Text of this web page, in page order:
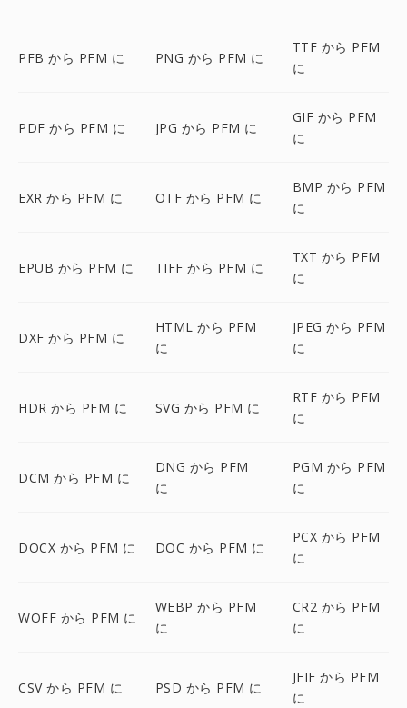
PFB から PFM に PNG から PFM に
TTF から PFM
に
PDF から PFM に JPG から PFM に
GIF から PFM
に
EXR から PFM に OTF から PFM に
BMP から PFM
に
EPUB から PFM に TIFF から PFM に
TXT から PFM
に
DXF から PFM に
HTML から PFM
に
JPEG から PFM
に
HDR から PFM に SVG から PFM に
RTF から PFM
に
DCM から PFM に
DNG から PFM
に
PGM から PFM
に
DOCX から PFM に DOC から PFM に
PCX から PFM
に
WOFF から PFM に
WEBP から PFM
に
CR2 から PFM
に
CSV から PFM に PSD から PFM に
JFIF から PFM
に